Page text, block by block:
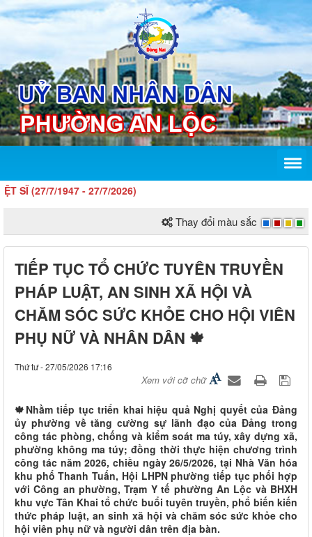
7/1947 - 27/7/2026)
Thay đổi màu sắc
TIẾP TỤC TỔ CHỨC TUYÊN TRUYỀN
PHÁP LUẬT, AN SINH XÃ HỘI VÀ
CHĂM SÓC SỨC KHỎE CHO HỘI VIÊN
PHỤ NỮ VÀ NHÂN DÂN 🍁
Thứ tư - 27/05/2026 17:16
Xem với cỡ chữ
🍁Nhằm tiếp tục triển khai hiệu quả Nghị quyết của Đảng
ủy phường về tăng cường sự lãnh đạo của Đảng trong
công tác phòng, chống và kiểm soát ma túy, xây dựng xã,
phường không ma túy; đồng thời thực hiện chương trình
công tác năm 2026, chiều ngày 26/5/2026, tại Nhà Văn hóa
khu phố Thanh Tuấn, Hội LHPN phường tiếp tục phối hợp
với Công an phường, Trạm Y tế phường An Lộc và BHXH
khu vực Tân Khai tổ chức buổi tuyên truyền, phổ biến kiến
thức pháp luật, an sinh xã hội và chăm sóc sức khỏe cho
hội viên phụ nữ và người dân trên địa bàn.